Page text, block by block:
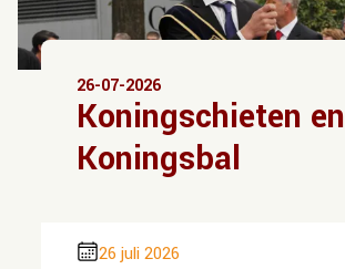
26-07-2026
Koningschieten en
Koningsbal
26 juli 2026